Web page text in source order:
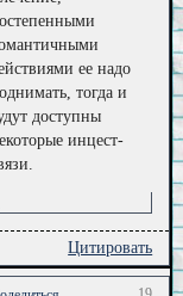
ее надо
тогда и
доступны
инцест-
Цитировать